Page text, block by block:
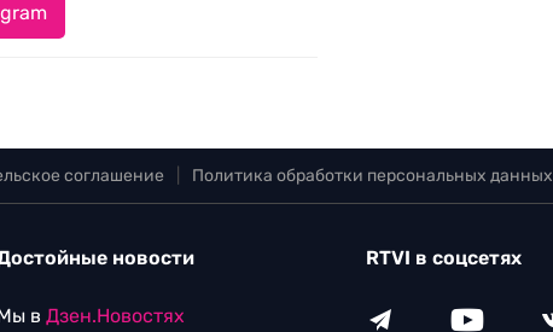
соглашение Политика обработки персональных данных
новости
в Дзен.Новостях
RTVI в соцсетях